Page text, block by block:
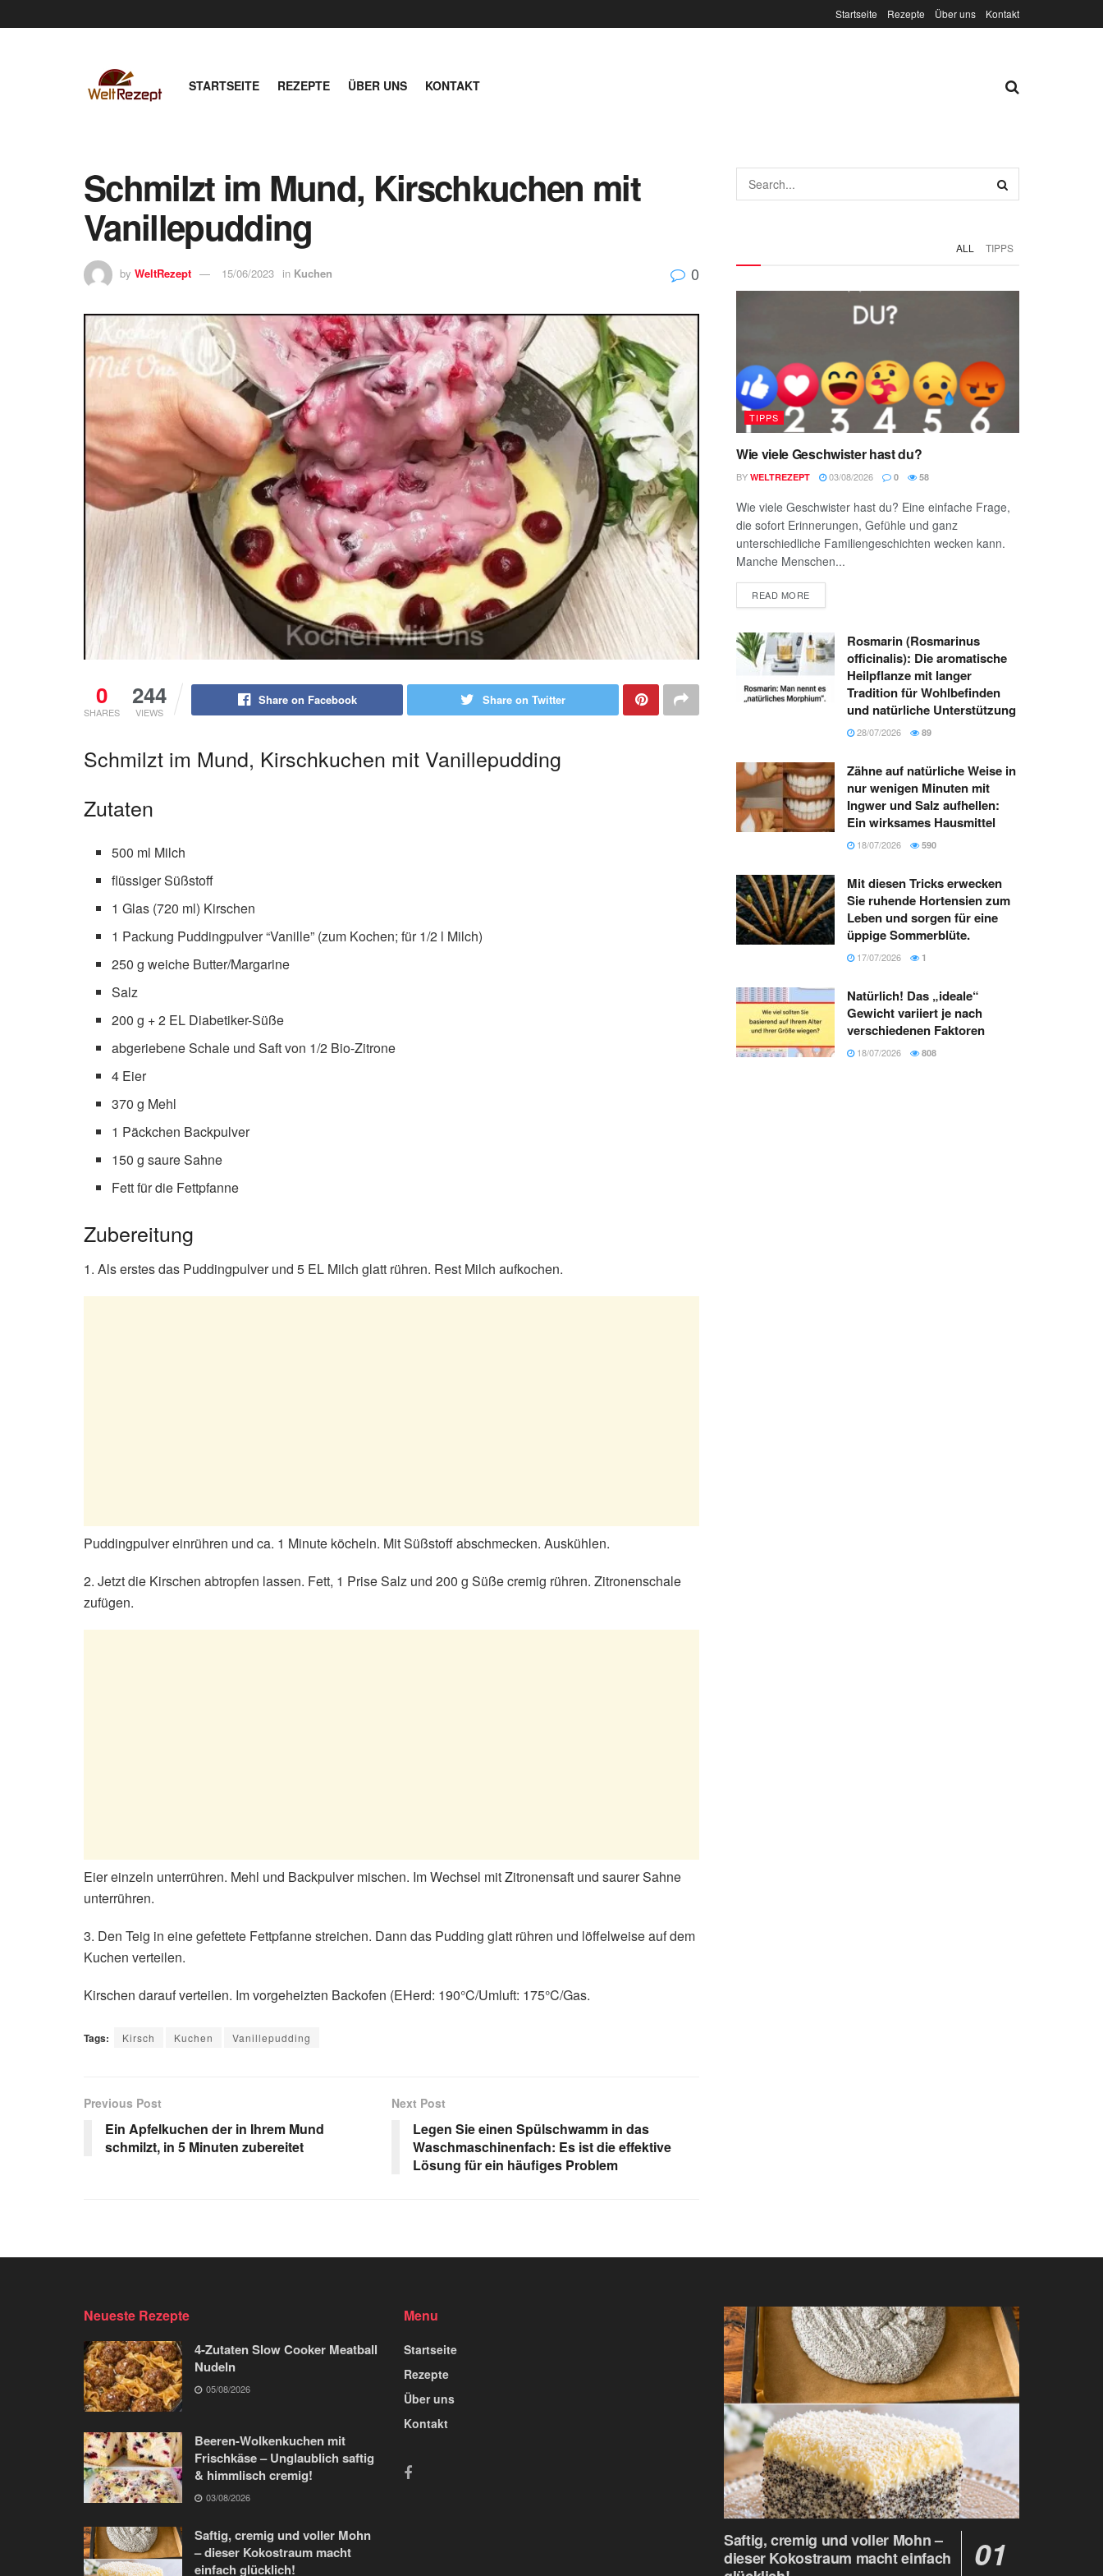
Startseite Rezepte Über uns Kontakt
STARTSEITE REZEPTE ÜBER UNS KONTAKT
Schmilzt im Mund, Kirschkuchen mit
Vanillepudding
by WeltRezept 15/06/2023 in Kuchen 0
0
SHARES
244
VIEWS
Share on Facebook Share on Twitter
Schmilzt im Mund, Kirschkuchen mit Vanillepudding
Zutaten
500 ml Milch
flüssiger Süßstoff
1 Glas (720 ml) Kirschen
1 Packung Puddingpulver “Vanille” (zum Kochen; für 1/2 l Milch)
250 g weiche Butter/Margarine
Salz
200 g + 2 EL Diabetiker-Süße
abgeriebene Schale und Saft von 1/2 Bio-Zitrone
4 Eier
370 g Mehl
1 Päckchen Backpulver
150 g saure Sahne
Fett für die Fettpfanne
Zubereitung
1. Als erstes das Puddingpulver und 5 EL Milch glatt rühren. Rest Milch aufkochen.
Puddingpulver einrühren und ca. 1 Minute köcheln. Mit Süßstoff abschmecken. Auskühlen.
2. Jetzt die Kirschen abtropfen lassen. Fett, 1 Prise Salz und 200 g Süße cremig rühren. Zitronenschale
zufügen.
Eier einzeln unterrühren. Mehl und Backpulver mischen. Im Wechsel mit Zitronensaft und saurer Sahne
unterrühren.
3. Den Teig in eine gefettete Fettpfanne streichen. Dann das Pudding glatt rühren und löffelweise auf dem
Kuchen verteilen.
Kirschen darauf verteilen. Im vorgeheizten Backofen (EHerd: 190°C/Umluft: 175°C/Gas.
Tags: Kirsch Kuchen Vanillepudding
Previous Post
Ein Apfelkuchen der in Ihrem Mund
schmilzt, in 5 Minuten zubereitet
Next Post
Legen Sie einen Spülschwamm in das
Waschmaschinenfach: Es ist die effektive
Lösung für ein häufiges Problem
ALL TIPPS
TIPPS
Wie viele Geschwister hast du?
BY WELTREZEPT 03/08/2026 0 58
Wie viele Geschwister hast du? Eine einfache Frage,
die sofort Erinnerungen, Gefühle und ganz
unterschiedliche Familiengeschichten wecken kann.
Manche Menschen...
READ MORE
Rosmarin (Rosmarinus
officinalis): Die aromatische
Heilpflanze mit langer
Tradition für Wohlbefinden
und natürliche Unterstützung
28/07/2026 89
Zähne auf natürliche Weise in
nur wenigen Minuten mit
Ingwer und Salz aufhellen:
Ein wirksames Hausmittel
18/07/2026 590
Mit diesen Tricks erwecken
Sie ruhende Hortensien zum
Leben und sorgen für eine
üppige Sommerblüte.
17/07/2026 1
Natürlich! Das „ideale“
Gewicht variiert je nach
verschiedenen Faktoren
18/07/2026 808
Neueste Rezepte
4-Zutaten Slow Cooker Meatball
Nudeln
05/08/2026
Beeren-Wolkenkuchen mit
Frischkäse – Unglaublich saftig
& himmlisch cremig!
03/08/2026
Saftig, cremig und voller Mohn
– dieser Kokostraum macht
einfach glücklich!
Menu
Startseite
Rezepte
Über uns
Kontakt
Saftig, cremig und voller Mohn –
dieser Kokostraum macht einfach